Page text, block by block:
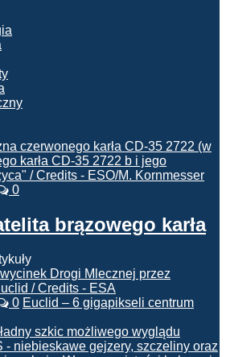
0
brązowego karła
0 Euclid – 6 gigapikseli centrum